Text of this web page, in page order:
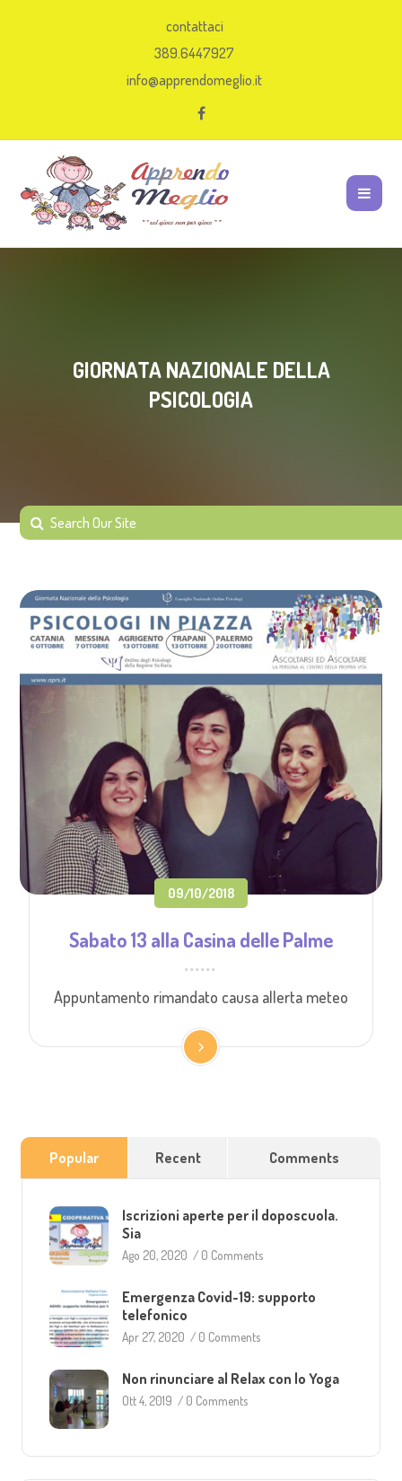
contattaci
389.6447927
info@apprendomeglio.it
GIORNATA NAZIONALE DELLA
PSICOLOGIA
09/10/2018
Sabato 13 alla Casina delle Palme
Appuntamento rimandato causa allerta meteo
Popular Recent Comments
Iscrizioni aperte per il doposcuola.
Sia
Ago 20, 2020 / 0 Comments
Emergenza Covid-19: supporto
telefonico
Apr 27, 2020 / 0 Comments
Non rinunciare al Relax con lo Yoga
Ott 4, 2019 / 0 Comments